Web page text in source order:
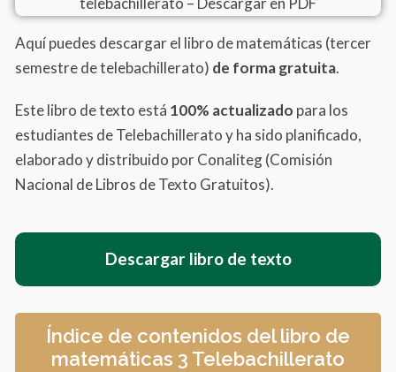
Aquí puedes descargar el libro de matemáticas (tercer
semestre de telebachillerato) de forma gratuita.
Este libro de texto está 100% actualizado para los
estudiantes de Telebachillerato y ha sido planificado,
elaborado y distribuido por Conaliteg (Comisión
Nacional de Libros de Texto Gratuitos).
Descargar libro de texto
Índice de contenidos del libro de
matemáticas 3 Telebachillerato